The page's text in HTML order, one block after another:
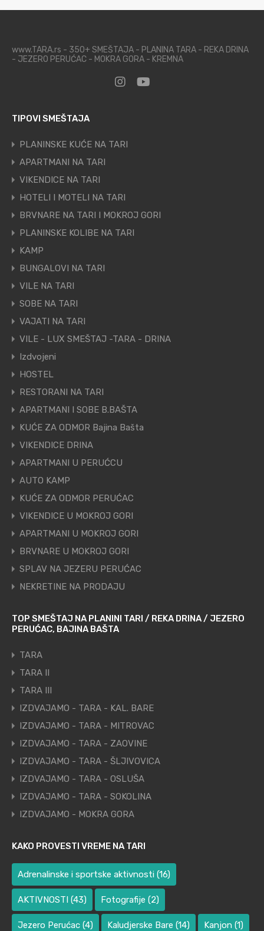
www.TARA.rs - 350+ SMEŠTAJA - PLANINA TARA - REKA DRINA
- JEZERO PERUĆAC - MOKRA GORA - KREMNA
TIPOVI SMEŠTAJA
PLANINSKE KUĆE NA TARI
APARTMANI NA TARI
VIKENDICE NA TARI
HOTELI I MOTELI NA TARI
BRVNARE NA TARI I MOKROJ GORI
PLANINSKE KOLIBE NA TARI
KAMP
BUNGALOVI NA TARI
VILE NA TARI
SOBE NA TARI
VAJATI NA TARI
VILE - LUX SMEŠTAJ -TARA - DRINA
Izdvojeni
HOSTEL
RESTORANI NA TARI
APARTMANI I SOBE B.BAŠTA
KUĆE ZA ODMOR Bajina Bašta
VIKENDICE DRINA
APARTMANI U PERUĆCU
AUTO KAMP
KUĆE ZA ODMOR PERUĆAC
VIKENDICE U MOKROJ GORI
APARTMANI U MOKROJ GORI
BRVNARE U MOKROJ GORI
SPLAV NA JEZERU PERUĆAC
NEKRETINE NA PRODAJU
TOP SMEŠTAJ NA PLANINI TARI / REKA DRINA / JEZERO
PERUĆAC, BAJINA BAŠTA
TARA
TARA II
TARA III
IZDVAJAMO - TARA - KAL. BARE
IZDVAJAMO - TARA - MITROVAC
IZDVAJAMO - TARA - ZAOVINE
IZDVAJAMO - TARA - ŠLJIVOVICA
IZDVAJAMO - TARA - OSLUŠA
IZDVAJAMO - TARA - SOKOLINA
IZDVAJAMO - MOKRA GORA
KAKO PROVESTI VREME NA TARI
Adrenalinske i sportske aktivnosti (16)
AKTIVNOSTI (43) Fotografije (2)
Jezero Perućac (4) Kaludjerske Bare (14) Kanjon (1)